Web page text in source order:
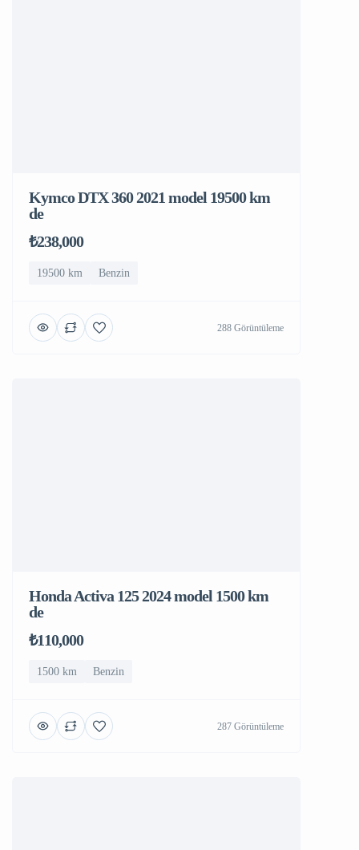
Kymco DTX 360 2021 model 19500 km
de
₺238,000
19500 km Benzin
288 Görüntüleme
Honda Activa 125 2024 model 1500 km
de
₺110,000
1500 km Benzin
287 Görüntüleme